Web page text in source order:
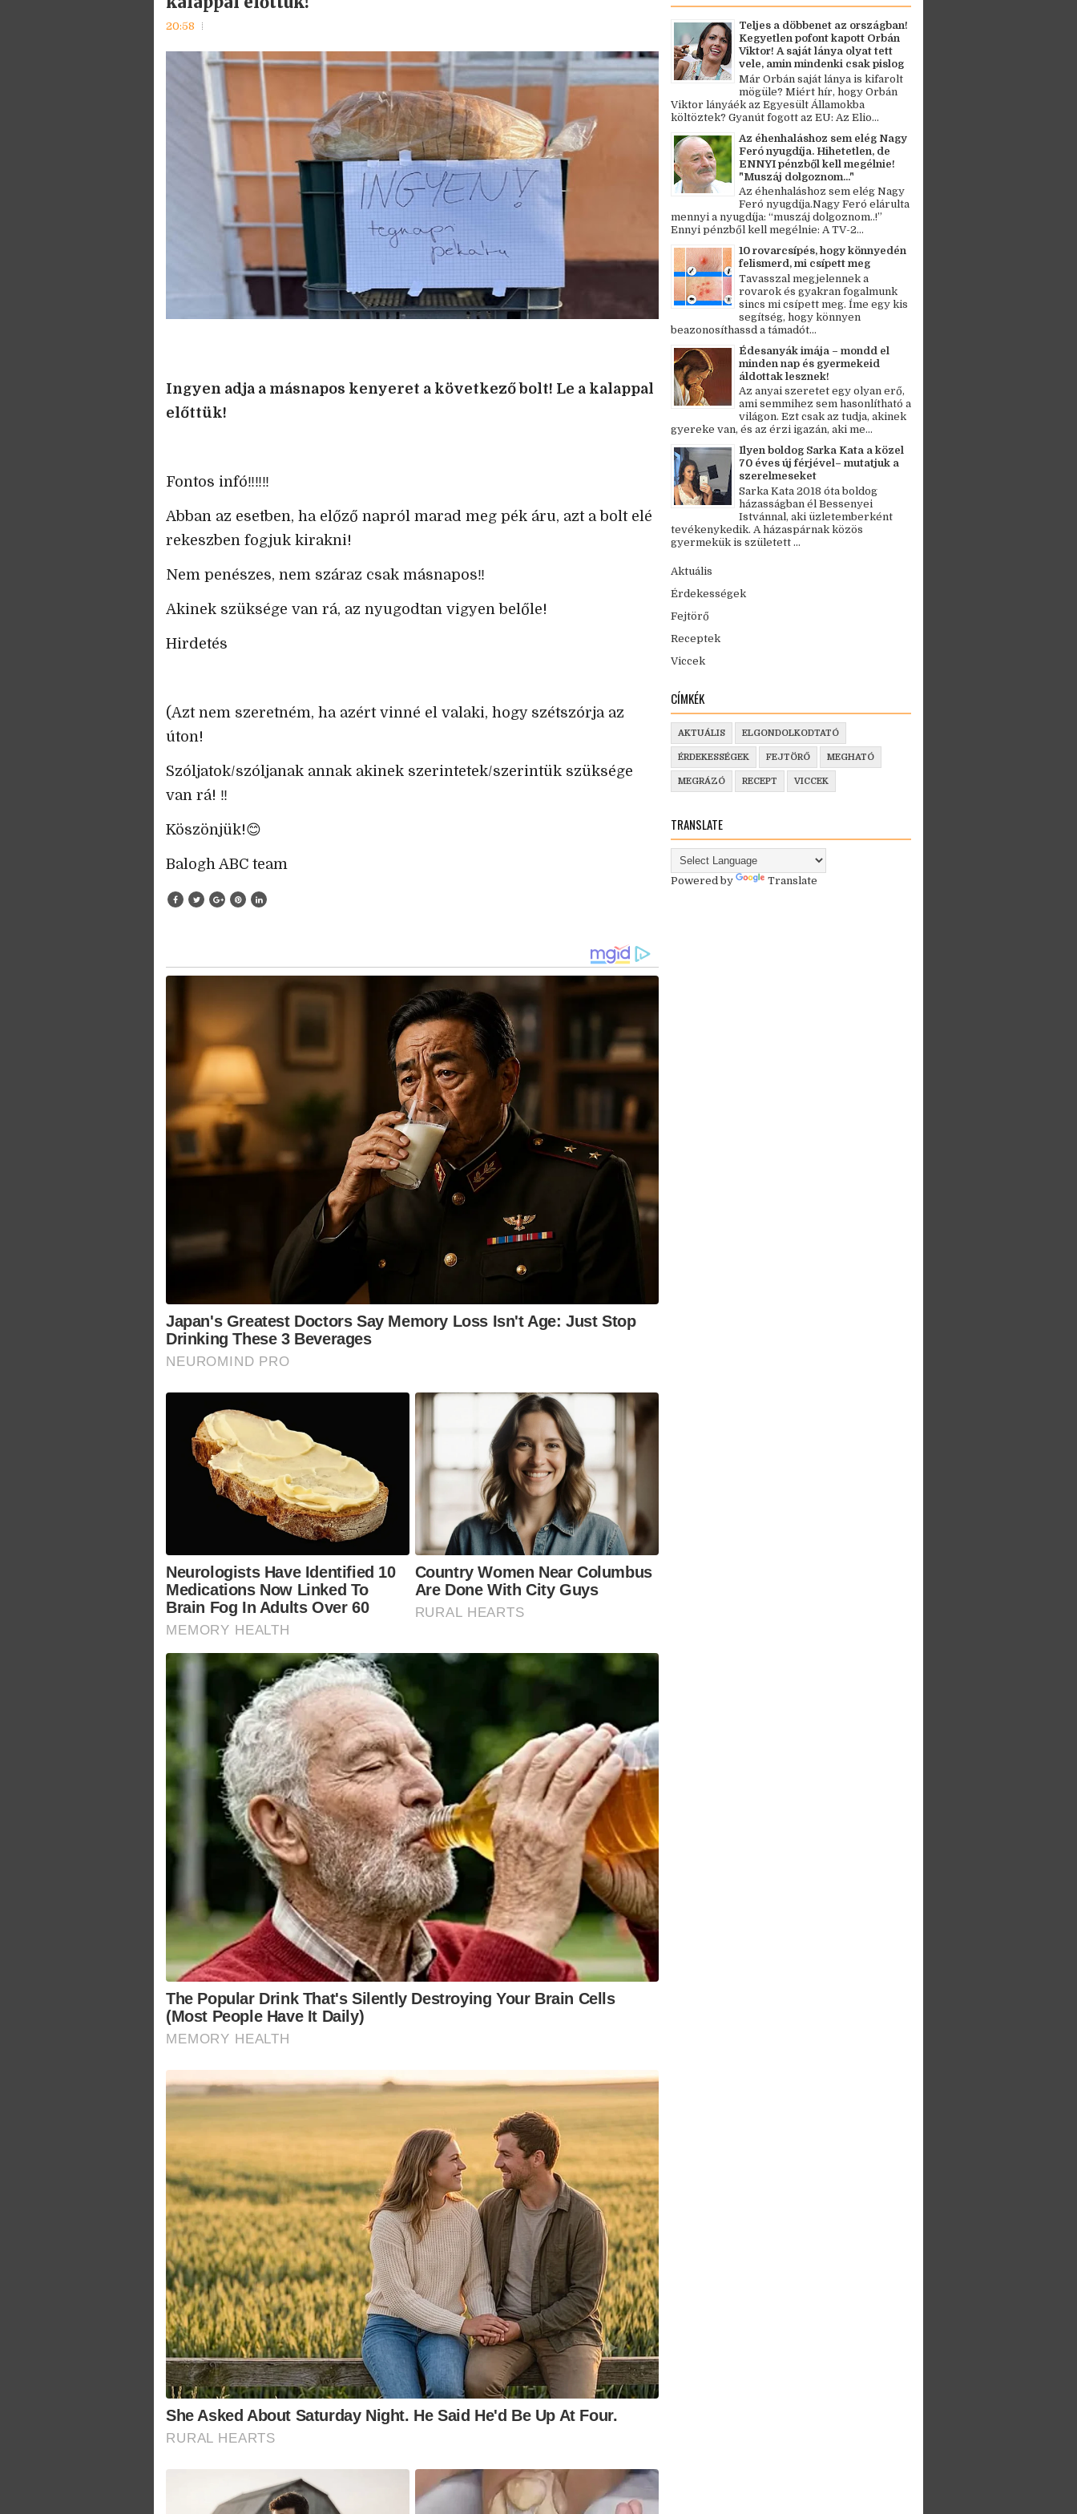
20:58
Ingyen adja a másnapos kenyeret a következő bolt! Le a kalappal
előttük!
Fontos infó‼️‼️‼️
Abban az esetben, ha előző napról marad meg pék áru, azt a bolt elé
rekeszben fogjuk kirakni!
Nem penészes, nem száraz csak másnapos‼️
Akinek szüksége van rá, az nyugodtan vigyen belőle!
Hirdetés
(Azt nem szeretném, ha azért vinné el valaki, hogy szétszórja az
úton!
Szóljatok/szóljanak annak akinek szerintetek/szerintük szüksége
van rá! ‼️
Köszönjük!😊
Balogh ABC team
Japan's Greatest Doctors Say Memory Loss Isn't Age: Just Stop
Drinking These 3 Beverages
NEUROMIND PRO
Neurologists Have Identified 10
Medications Now Linked To
Brain Fog In Adults Over 60
MEMORY HEALTH
Country Women Near Columbus
Are Done With City Guys
RURAL HEARTS
The Popular Drink That's Silently Destroying Your Brain Cells
(Most People Have It Daily)
MEMORY HEALTH
She Asked About Saturday Night. He Said He'd Be Up At Four.
RURAL HEARTS
Teljes a döbbenet az országban!
Kegyetlen pofont kapott Orbán
Viktor! A saját lánya olyat tett
vele, amin mindenki csak pislog
Már Orbán saját lánya is kifarolt
mögüle? Miért hír, hogy Orbán
Viktor lányáék az Egyesült Államokba
költöztek? Gyanút fogott az EU: Az Elio...
Az éhenhaláshoz sem elég Nagy
Feró nyugdíja. Hihetetlen, de
ENNYI pénzből kell megélnie!
"Muszáj dolgoznom..."
Az éhenhaláshoz sem elég Nagy
Feró nyugdíja.Nagy Feró elárulta
mennyi a nyugdíja: “muszáj dolgoznom..!”
Ennyi pénzből kell megélnie: A TV-2...
10 rovarcsípés, hogy könnyedén
felismerd, mi csípett meg
Tavasszal megjelennek a
rovarok és gyakran fogalmunk
sincs mi csípett meg. Íme egy kis
segítség, hogy könnyen
beazonosíthassd a támadót...
Édesanyák imája – mondd el
minden nap és gyermekeid
áldottak lesznek!
Az anyai szeretet egy olyan erő,
ami semmihez sem hasonlítható a
világon. Ezt csak az tudja, akinek
gyereke van, és az érzi igazán, aki me...
Ilyen boldog Sarka Kata a közel
70 éves új férjével– mutatjuk a
szerelmeseket
Sarka Kata 2018 óta boldog
házasságban él Bessenyei
Istvánnal, aki üzletemberként
tevékenykedik. A házaspárnak közös
gyermekük is született ...
Aktuális
Érdekességek
Fejtörő
Receptek
Viccek
CÍMKÉK
AKTUÁLIS ELGONDOLKODTATÓ
ÉRDEKESSÉGEK FEJTÖRŐ MEGHATÓ
MEGRÁZÓ RECEPT VICCEK
TRANSLATE
Powered by Translate